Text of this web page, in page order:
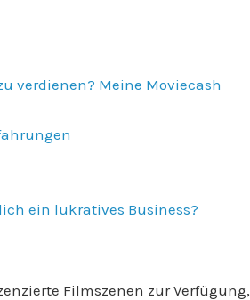
verdienen? Meine Moviecash
ein lukratives Business?
Filmszenen zur Verfügung,